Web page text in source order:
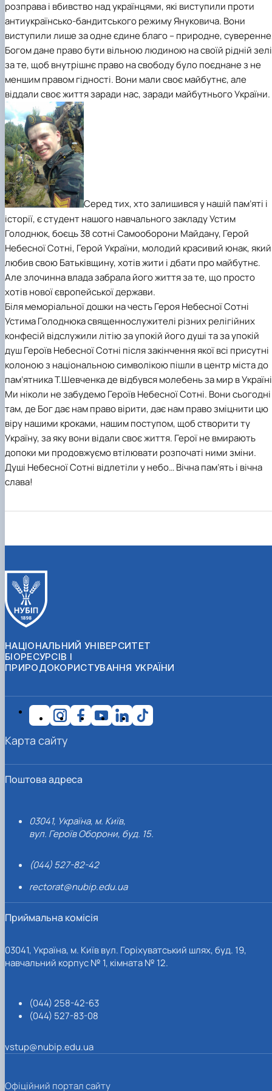
Іноземні мови
Працевлаштування
Їдальні та буфети
Студентські квитки
Центр вивчення мов
Психологічна підтримка
Інклюзивне середовище
Рада молодих вчених
Наукові школи
Стартап школа НУБіП України
Методичні рекомендації, пам'ятки
Форми документів
Патентно-ліцензійна діяльність
ЦКНО «Агропромисловий комплекс, лісове і
садово-паркове господарство, ветеринарна
медицина»
Обладнання НУБіП України
Біоетична комісія
Наукові видання
Досліднику та автору
Звіт про проведення НТЗ
Наукові журнали НУБіП України
Наукові журнали НУБіП України (English)
Пам'ятка про проведення науково-
заходів
проведення НТЗ
Наука для бізнесу
Каталог наукових послуг
«SEB-2025»
Наглядова рада
Рада роботодавців
Благодійний фонд «Голосіївська ініціатива
2020»
Історія університету
Видатні випускники та працівники
Звіт ректора
Пам'яті захисників України
Почесні доктори і професори НУБіП України
Пресслужба
Університетський кур'єр
Вибори ректора
ініціатива – 2025»
Доступ до публічної інформації
Державні закупівлі
Офіційна символіка
Антикорупційні заходи
Уповноважена особа з питань запобігання
виявлення корупції
Положення про антикорупційного
уповноваженого НУБіП України
Гендерна радниця
Контактна інформація
розправа і вбивство над українцями, які виступили проти
антиукраїнсько-бандитського режиму Януковича. Вони
виступили лише за одне єдине благо – природне,
Богом дане право бути вільною людиною на своїй рідній
за те, щоб внутрішнє право на свободу було поєднане з не
меншим правом гідності. Вони мали своє майбутнє, але
віддали своє життя заради нас, заради майбутнього України.
Серед тих, хто залишився у нашій пам’яті і
історії, є студент нашого навчального закладу Устим
Голоднюк, боєць 38 сотні Самооборони Майдану, Герой
Небесної Сотні, Герой України, молодий красивий юнак, який
любив свою Батьківщину, хотів жити і дбати про майбутнє.
Але злочинна влада забрала його життя за те, що просто
хотів нової європейської держави.
Біля меморіальної дошки на честь Героя Небесної Сотні
Устима Голоднюка священнослужителі різних релігійних
конфесій відслужили літію за упокій його душі та за упокій
душ Героїв Небесної Сотні після закінчення якої всі присутні
колоною з національною символікою пішли в центр міста до
пам’ятника Т.Шевченка де відбувся молебень за мир в
Ми ніколи не забудемо Героїв Небесної Сотні. Вони сьогодні
там, де Бог дає нам право вірити, дає нам право зміцнити цю
віру нашими кроками, нашим поступом, щоб створити ту
Україну, за яку вони відали своє життя. Герої не вмирають
допоки ми продовжуємо втілювати розпочаті ними зміни.
Душі Небесної Сотні відлетіли у небо… Вічна пам’ять і вічна
слава!
НАЦІОНАЛЬНИЙ УНІВЕРСИТЕТ
БІОРЕСУРСІВ І
ПРИРОДОКОРИСТУВАННЯ УКРАЇНИ
Поштова адреса
03041, Україна, м. Київ,
вул. Героїв Оборони, буд. 15.
(044) 527-82-42
rectorat@nubip.edu.ua
Приймальна комісія
03041, Україна, м. Київ вул. Горіхуватський шлях, буд. 19,
навчальний корпус № 1, кімната № 12.
(044) 258-42-63
(044) 527-83-08
vstup@nubip.edu.ua
Карта сайту
Офіційний портал сайту